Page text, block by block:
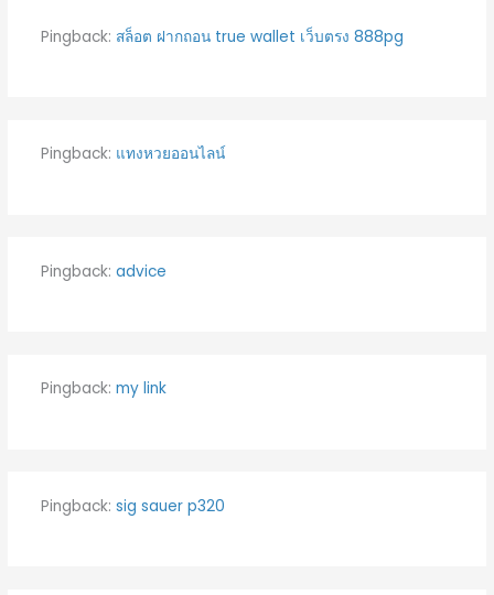
Pingback: สล็อต ฝากถอน true wallet เว็บตรง 888pg
Pingback: แทงหวยออนไลน์
Pingback: advice
Pingback: my link
Pingback: sig sauer p320